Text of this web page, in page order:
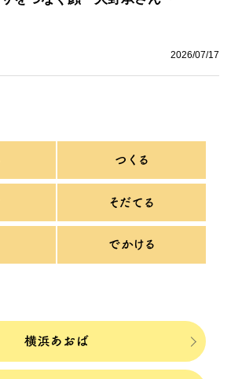
2026/07/17